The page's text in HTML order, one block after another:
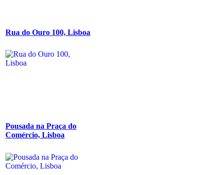
Rua do Ouro 100, Lisboa
Pousada na Praça do
Comércio, Lisboa